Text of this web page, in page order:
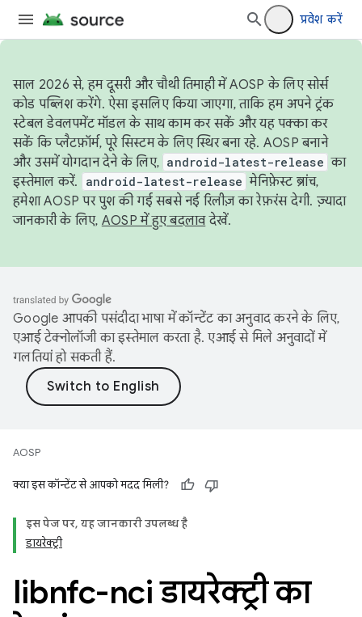
प्रवेश करें
साल 2026 से, हम दूसरी और चौथी तिमाही में AOSP के लिए सोर्स
कोड पब्लिश करेंगे. ऐसा इसलिए किया जाएगा, ताकि हम अपने ट्रंक
स्टेबल डेवलपमेंट मॉडल के साथ काम कर सकें और यह पक्का कर
सकें कि प्लैटफ़ॉर्म, पूरे सिस्टम के लिए स्थिर बना रहे. AOSP बनाने
और उसमें योगदान देने के लिए, android-latest-release का
इस्तेमाल करें.
android-latest-release मेनिफ़ेस्ट ब्रांच,
हमेशा AOSP पर पुश की गई सबसे नई रिलीज़ का रेफ़रंस देगी. ज़्यादा
जानकारी के लिए, AOSP में हुए बदलावदेखें.
Google आपकी पसंदीदा भाषा में कॉन्टेंट का अनुवाद करने के लिए,
एआई टेक्नोलॉजी का इस्तेमाल करता है. एआई से मिले अनुवादों में
गलतियां हो सकती हैं.
AOSP
क्या इस कॉन्टेंट से आपको मदद मिली?
इस पेज पर, यह जानकारी उपलब्ध है
डायरेक्ट्री
libnfc-nci डायरेक्ट्री का